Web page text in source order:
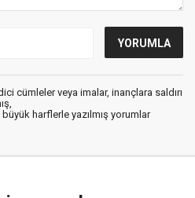
cümleler veya imalar, inançlara saldırı
harflerle yazılmış yorumlar